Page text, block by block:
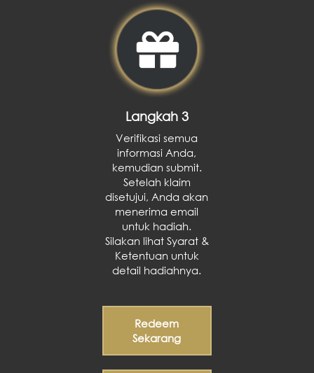
Langkah 3
Verifikasi semua
informasi Anda,
kemudian submit.
Setelah klaim
disetujui, Anda akan
menerima email
untuk hadiah.
Silakan lihat Syarat &
Ketentuan untuk
detail hadiahnya.
Redeem
Sekarang